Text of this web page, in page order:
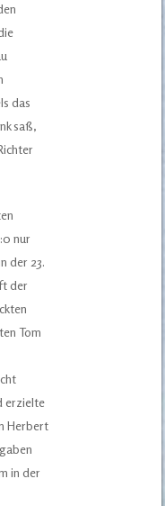
das
saß,
nur
der 23.
der
Tom
erzielte
Herbert
in der